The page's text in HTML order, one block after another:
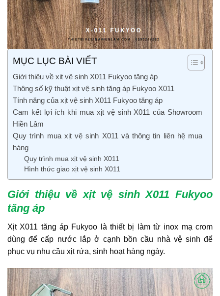
MỤC LỤC BÀI VIẾT
Giới thiệu về xịt vệ sinh X011 Fukyoo tăng áp
Thông số kỹ thuật xịt vệ sinh tăng áp Fukyoo X011
Tính năng của xịt vệ sinh X011 Fukyoo tăng áp
Cam kết lợi ích khi mua xịt vệ sinh X011 của Showroom
Hiền Lâm
Quy trình mua xịt vệ sinh X011 và thông tin liên hệ mua
hàng
Quy trình mua xịt vệ sinh X011
Hình thức giao xịt vệ sinh X011
Giới thiệu về xịt vệ sinh X011 Fukyoo
tăng áp
Xịt X011 tăng áp Fukyoo là thiết bị làm từ inox mạ crom
dùng để cấp nước lắp ở cạnh bồn cầu nhà vệ sinh để
phục vụ nhu cầu xịt rửa, sinh hoạt hàng ngày.